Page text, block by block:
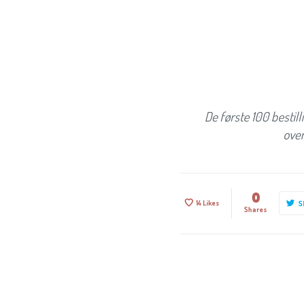
De første 100
14 Likes 0
Shares